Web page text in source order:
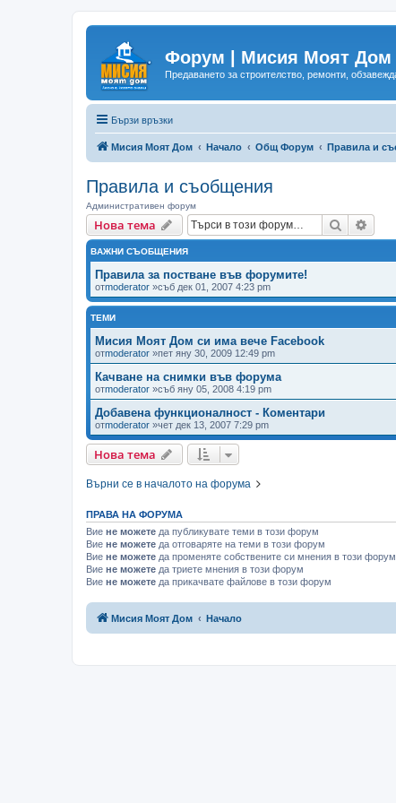
Форум | Мисия Моят Дом
Предаването за строителство, ремонти,
Бързи връзки
Мисия Моят Дом Начало Общ Форум Правила и
Правила и съобщения
Административен форум
Нова тема Търсене
ВАЖНИ СЪОБЩЕНИЯ
Правила за постване във форумите!
отmoderator »съб дек 01, 2007 4:23 pm
ТЕМИ
Мисия Моят Дом си има вече Facebook
отmoderator »пет яну 30, 2009 12:49 pm
Качване на снимки във форума
отmoderator »съб яну 05, 2008 4:19 pm
Добавена функционалност - Коментари
отmoderator »чет дек 13, 2007 7:29 pm
Нова тема
Върни се в началото на форума
ПРАВА НА ФОРУМА
Вие не можете да публикувате теми в този форум
Вие не можете да отговаряте на теми в този форум
Вие не можете да променяте собствените си мнения в този форум
Вие не можете да триете мнения в този форум
Вие не можете да прикачвате файлове в този форум
Мисия Моят Дом Начало